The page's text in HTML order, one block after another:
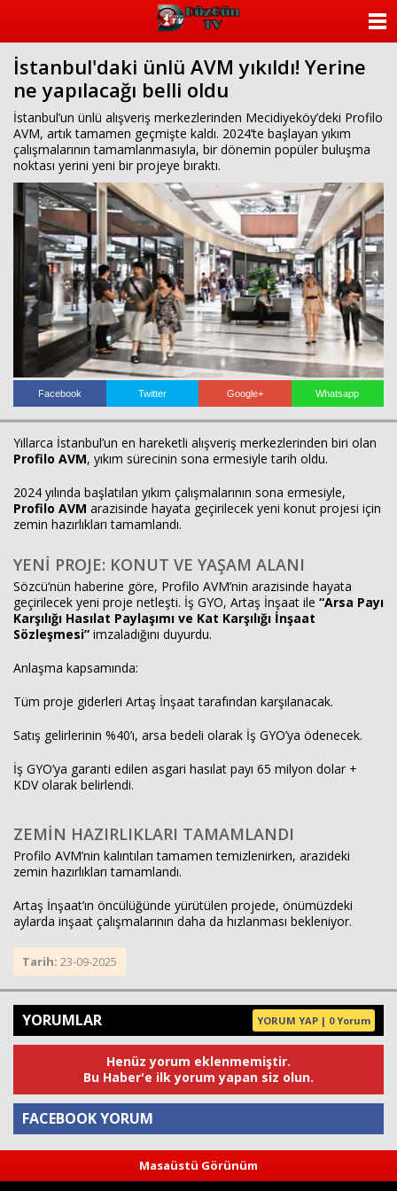
İstanbul'daki ünlü AVM yıkıldı! Yerine
ne yapılacağı belli oldu
İstanbul’un ünlü alışveriş merkezlerinden Mecidiyeköy’deki Profilo
AVM, artık tamamen geçmişte kaldı. 2024’te başlayan yıkım
çalışmalarının tamamlanmasıyla, bir dönemin popüler buluşma
noktası yerini yeni bir projeye bıraktı.
Facebook Twitter Google+ Whatsapp
Yıllarca İstanbul’un en hareketli alışveriş merkezlerinden biri olan
Profilo AVM, yıkım sürecinin sona ermesiyle tarih oldu.
2024 yılında başlatılan yıkım çalışmalarının sona ermesiyle,
Profilo AVM arazisinde hayata geçirilecek yeni konut projesi için
zemin hazırlıkları tamamlandı.
YENİ PROJE: KONUT VE YAŞAM ALANI
Sözcü’nün haberine göre, Profilo AVM’nin arazisinde hayata
geçirilecek yeni proje netleşti. İş GYO, Artaş İnşaat ile “Arsa Payı
Karşılığı Hasılat Paylaşımı ve Kat Karşılığı İnşaat
Sözleşmesi” imzaladığını duyurdu.
Anlaşma kapsamında:
Tüm proje giderleri Artaş İnşaat tarafından karşılanacak.
Satış gelirlerinin %40’ı, arsa bedeli olarak İş GYO’ya ödenecek.
İş GYO’ya garanti edilen asgari hasılat payı 65 milyon dolar +
KDV olarak belirlendi.
ZEMİN HAZIRLIKLARI TAMAMLANDI
Profilo AVM’nin kalıntıları tamamen temizlenirken, arazideki
zemin hazırlıkları tamamlandı.
Artaş İnşaat’ın öncülüğünde yürütülen projede, önümüzdeki
aylarda inşaat çalışmalarının daha da hızlanması bekleniyor.
Tarih: 23-09-2025
YORUMLAR YORUM YAP | 0 Yorum
Henüz yorum eklenmemiştir.
Bu Haber'e ilk yorum yapan siz olun.
FACEBOOK YORUM
Yorum
Masaüstü Görünüm
KATEGORİLER
ANKETLER
FOTO GALERİ
VİDEO GALERİ
KÜNYE
İLETİŞİM
Haberin Doğru Adresi.